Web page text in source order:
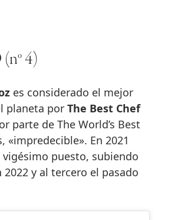
4)
es considerado el mejor
planeta por The Best Chef
parte de The World’s Best
«impredecible». En 2021
vigésimo puesto, subiendo
2022 y al tercero el pasado